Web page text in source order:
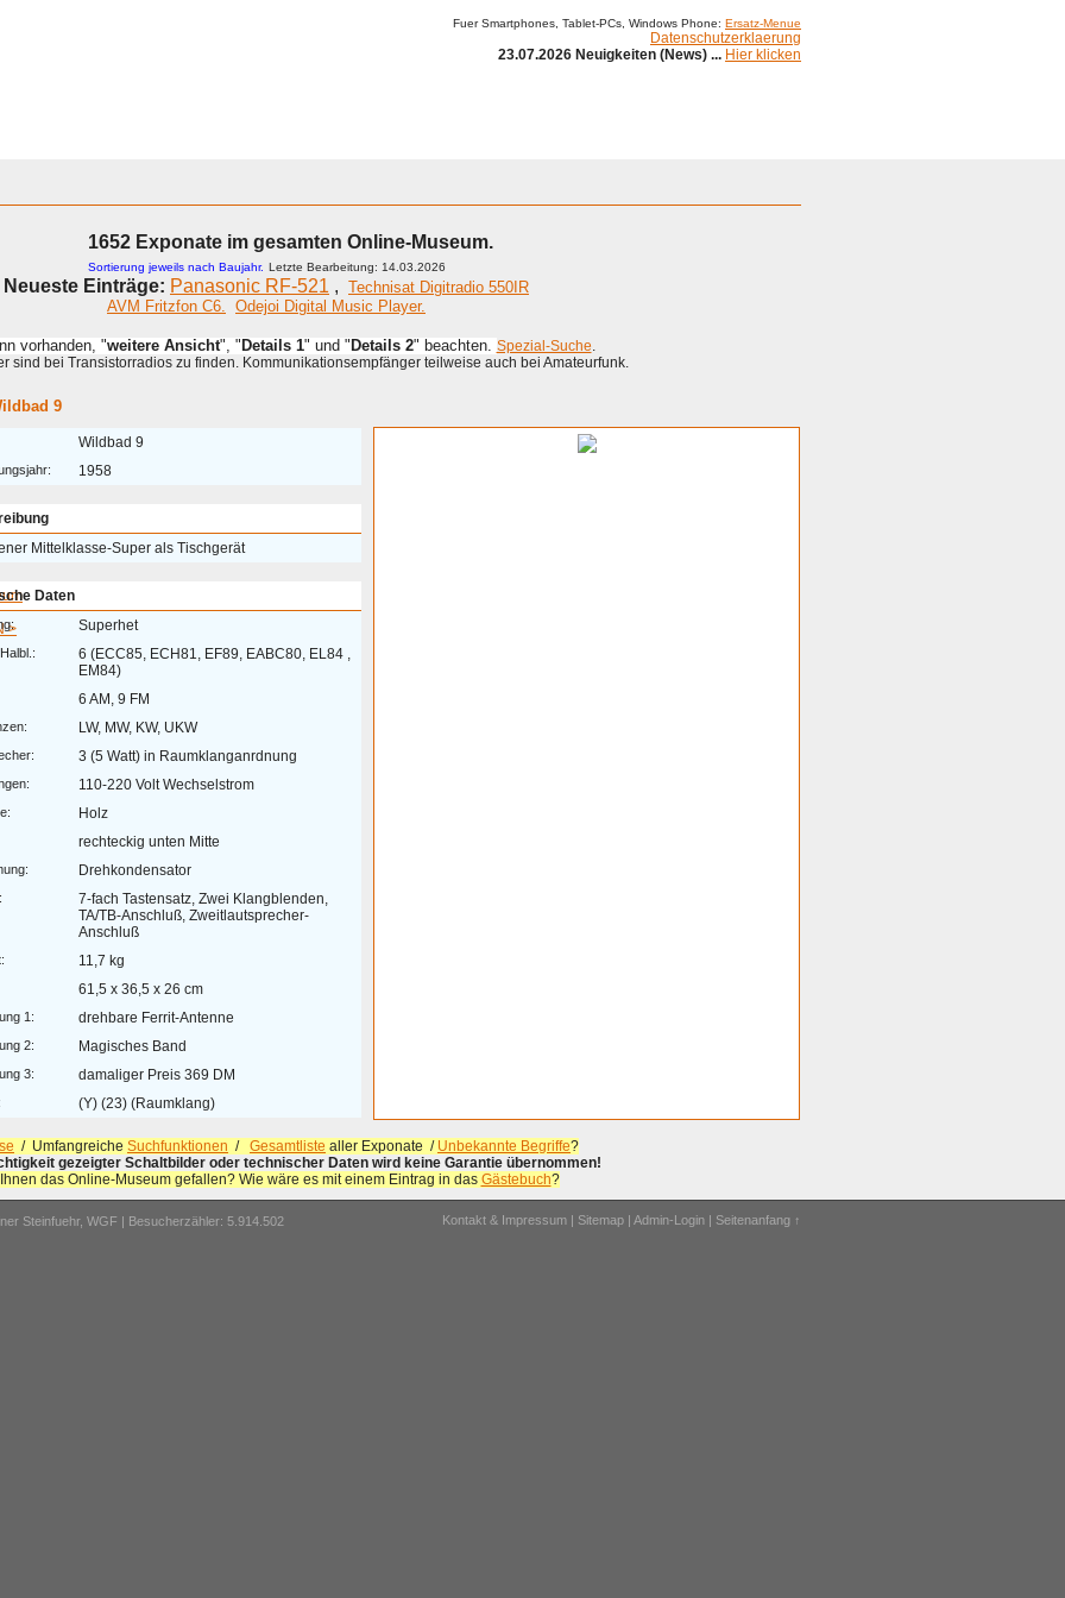
Fuer Smartphones, Tablet-PCs, Windows Phone: Ersatz-Menue
Datenschutzerklaerung
23.07.2026 Neuigkeiten (News) ... Hier klicken
>
1652 Exponate im gesamten Online-Museum.
Sortierung jeweils nach Baujahr. Letzte Bearbeitung: 14.03.2026
Neueste Einträge: Panasonic RF-521 , Technisat Digitradio 550IR
AVM Fritzfon C6. Odejoi Digital Music Player.
vorhanden, "weitere Ansicht", " Details 1" und " Details 2" beachten. Spezial-Suche.
sind bei Transistorradios zu finden. Kommunikationsempfänger teilweise auch bei Amateurfunk.
9
Wildbad 9
1958
Mittelklasse-Super als Tischgerät
Daten
Superhet
6 (ECC85, ECH81, EF89, EABC80, EL84 ,
EM84)
6 AM, 9 FM
LW, MW, KW, UKW
3 (5 Watt) in Raumklanganrdnung
110-220 Volt Wechselstrom
Holz
rechteckig unten Mitte
Drehkondensator
7-fach Tastensatz, Zwei Klangblenden,
TA/TB-Anschluß, Zweitlautsprecher-
Anschluß
11,7 kg
61,5 x 36,5 x 26 cm
1: drehbare Ferrit-Antenne
2: Magisches Band
3: damaliger Preis 369 DM
(Y) (23) (Raumklang)
/ Umfangreiche Suchfunktionen / Gesamtliste aller Exponate / Unbekannte Begriffe?
gezeigter Schaltbilder oder technischer Daten wird keine Garantie übernommen!
das Online-Museum gefallen? Wie wäre es mit einem Eintrag in das Gästebuch?
Steinfuehr, WGF | Besucherzähler: 5.914.502 Kontakt & Impressum | Sitemap | Admin-Login | Seitenanfang ↑